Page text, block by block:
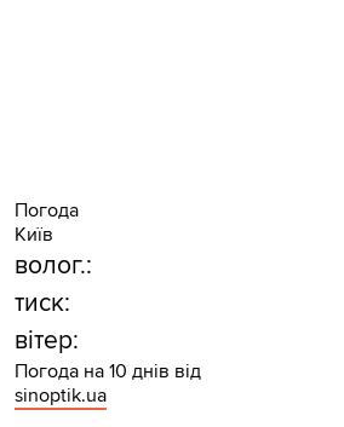
Погода
Київ
волог.:
тиск:
вітер:
Погода на 10 днів від
sinoptik.ua